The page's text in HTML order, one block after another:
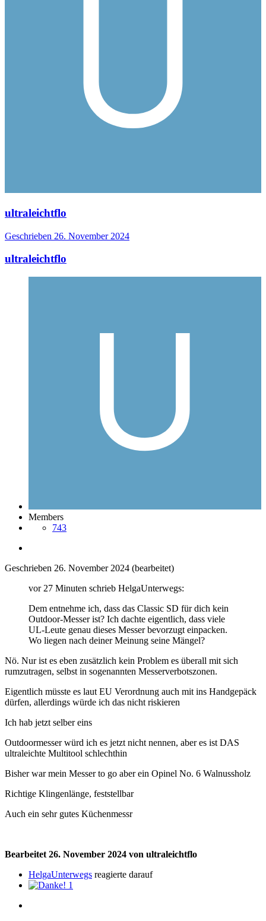
ultraleichtflo
Geschrieben 26. November 2024
ultraleichtflo
Members
743
Geschrieben 26. November 2024 (bearbeitet)
vor 27 Minuten schrieb HelgaUnterwegs:
Dem entnehme ich, dass das Classic SD für dich kein
Outdoor-Messer ist? Ich dachte eigentlich, dass viele
UL-Leute genau dieses Messer bevorzugt einpacken.
Wo liegen nach deiner Meinung seine Mängel?
Nö. Nur ist es eben zusätzlich kein Problem es überall mit sich
rumzutragen, selbst in sogenannten Messerverbotszonen.
Eigentlich müsste es laut EU Verordnung auch mit ins Handgepäck
dürfen, allerdings würde ich das nicht riskieren
Ich hab jetzt selber eins
Outdoormesser würd ich es jetzt nicht nennen, aber es ist DAS
ultraleichte Multitool schlechthin
Bisher war mein Messer to go aber ein Opinel No. 6 Walnussholz
Richtige Klingenlänge, feststellbar
Auch ein sehr gutes Küchenmessr
Bearbeitet 26. November 2024 von ultraleichtflo
HelgaUnterwegs reagierte darauf
1